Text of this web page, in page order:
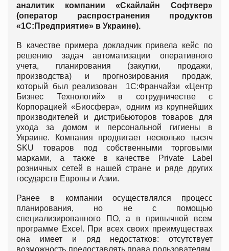
аналитик компании «Скайлайн Софтвер»
(оператор распространения продуктов
«1С:Предприятие» в Украине).
В качестве примера докладчик привела кейс по
решению задач автоматизации оперативного
учета, планирования (закупки, продажи,
производства) и прогнозирования продаж,
который был реализован 1С:Франчайзи «Центр
Бизнес Технологий» в сотрудничестве с
Корпорацией «Биосфера», одним из крупнейших
производителей и дистрибьюторов товаров для
ухода за домом и персональной гигиены в
Украине. Компания продвигает несколько тысяч
SKU товаров под собственными торговыми
марками, а также в качестве Private Label
розничных сетей в нашей стране и ряде других
государств Европы и Азии.
Ранее в компании осуществлялся процесс
планирования, но не с помощью
специализированного ПО, а в привычной всем
программе Excel. При всех своих преимуществах
она имеет и ряд недостатков: отсутствует
возможность предоставлять права пользователям,